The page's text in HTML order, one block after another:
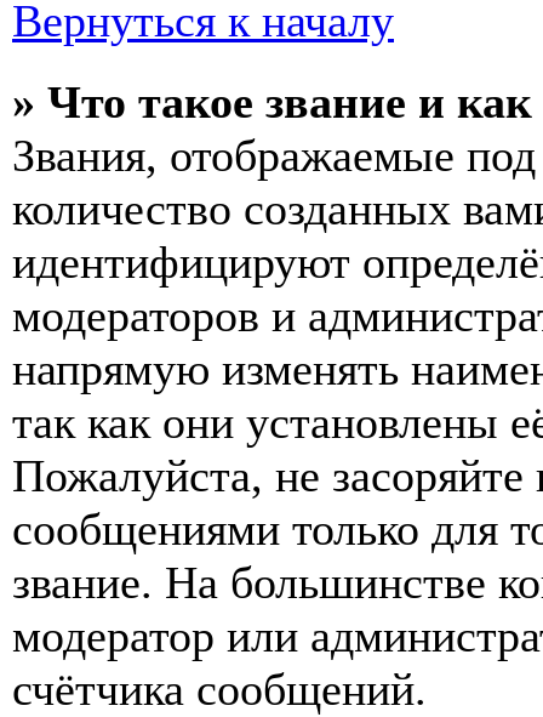
Вернуться к началу
» Что такое звание и
Звания, отображаемые
количество созданных
идентифицируют
модераторов и
напрямую изменять
так как они установлены
Пожалуйста, не
сообщениями только для
звание. На большинстве
модератор или
счётчика сообщений.